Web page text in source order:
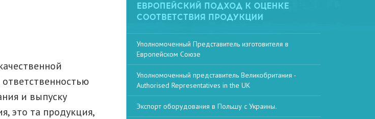
и выпуску
это та продукция,
ЕВРОПЕЙСКИЙ ПОДХОД К ОЦЕНКЕ
СООТВЕТСТВИЯ ПРОДУКЦИИ
Уполномоченный Представитель изготовителя в
Европейском Союзе
Уполномоченный представитель Великобритания -
Authorised Representatives in the UK
Экспорт оборудования в Польшу с Украины.